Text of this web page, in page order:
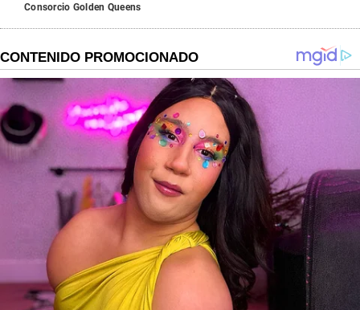
Consorcio Golden Queens